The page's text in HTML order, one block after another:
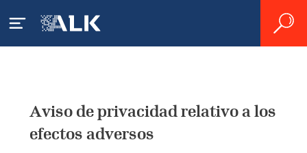
Pacientes
Aviso de privacidad relativo a los
efectos adversos